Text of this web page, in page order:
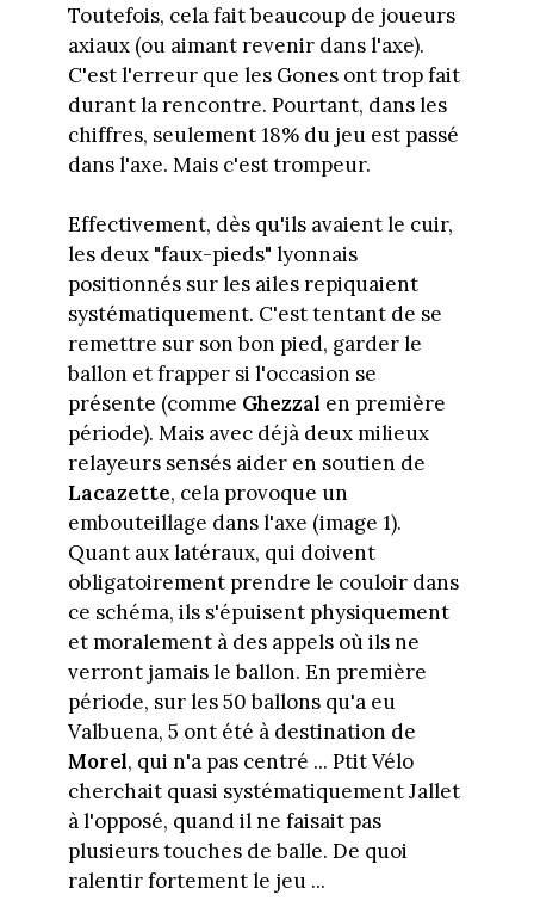
Toutefois, cela fait beaucoup de joueurs
axiaux (ou aimant revenir dans l'axe).
C'est l'erreur que les Gones ont trop fait
durant la rencontre. Pourtant, dans les
chiffres, seulement 18% du jeu est passé
dans l'axe. Mais c'est trompeur.
Effectivement, dès qu'ils avaient le cuir,
les deux "faux-pieds" lyonnais
positionnés sur les ailes repiquaient
systématiquement. C'est tentant de se
remettre sur son bon pied, garder le
ballon et frapper si l'occasion se
présente (comme Ghezzal en première
période). Mais avec déjà deux milieux
relayeurs sensés aider en soutien de
Lacazette, cela provoque un
embouteillage dans l'axe (image 1).
Quant aux latéraux, qui doivent
obligatoirement prendre le couloir dans
ce schéma, ils s'épuisent physiquement
et moralement à des appels où ils ne
verront jamais le ballon. En première
période, sur les 50 ballons qu'a eu
Valbuena, 5 ont été à destination de
Morel, qui n'a pas centré ... Ptit Vélo
cherchait quasi systématiquement Jallet
à l'opposé, quand il ne faisait pas
plusieurs touches de balle. De quoi
ralentir fortement le jeu ...